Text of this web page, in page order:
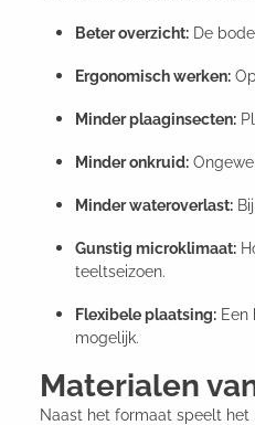
Beter overzicht: De
Ergonomisch werken:
Minder plaaginsecten:
Minder onkruid:
Minder wateroverlast:
Gunstig microklimaat:
teeltseizoen.
Flexibele plaatsing: Een
mogelijk.
Materialen
Naast het formaat speelt